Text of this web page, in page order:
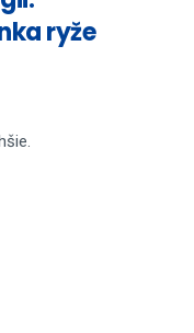
ryže